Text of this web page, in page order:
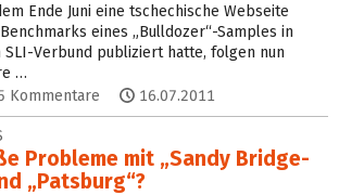
Ende Juni eine tschechische Webseite
eines „Bulldozer“-Samples in
SLI-Verbund publiziert hatte, folgen nun
…
Kommentare 16.07.2011
Probleme mit „Sandy Bridge-
„Patsburg“?